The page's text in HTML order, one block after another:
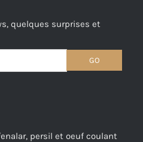
quelques surprises et
persil et oeuf coulant